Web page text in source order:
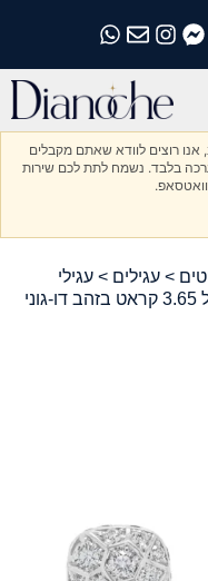
אלינואלינו
התקשרו אלינו
התקשרו אלינו
התקשרו אלינו
אנו רוצים לוודא שאתם מקבלים
בלבד. נשמח לתת לכם שירות
> עגילים > עגילי
יהלומים מרהיבים פומלאטו נודו במשקל 3.65 קראט בזהב דו-גוני